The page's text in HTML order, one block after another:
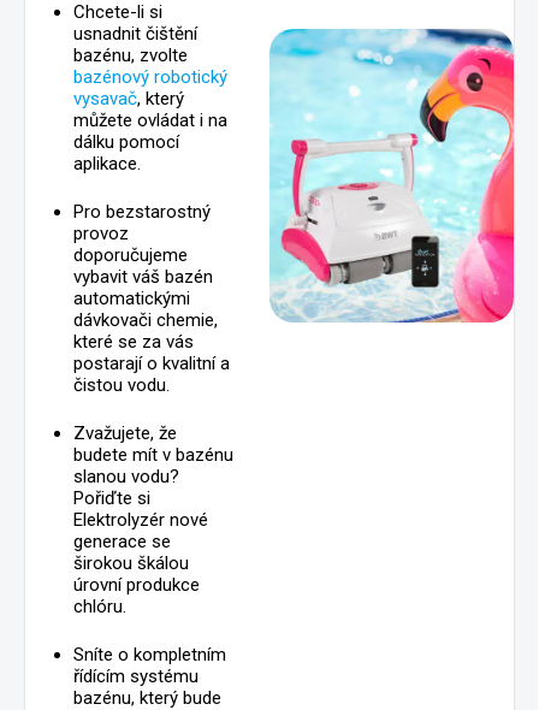
Chcete-li si
usnadnit čištění
bazénu, zvolte
bazénový robotický
vysavač, který
můžete ovládat i na
dálku pomocí
aplikace.
Pro bezstarostný
provoz
doporučujeme
vybavit váš bazén
automatickými
dávkovači chemie,
které se za vás
postarají o kvalitní a
čistou vodu.
Zvažujete, že
budete mít v bazénu
slanou vodu?
Pořiďte si
Elektrolyzér nové
generace se
širokou škálou
úrovní produkce
chlóru.
Sníte o kompletním
řídícím systému
bazénu, který bude